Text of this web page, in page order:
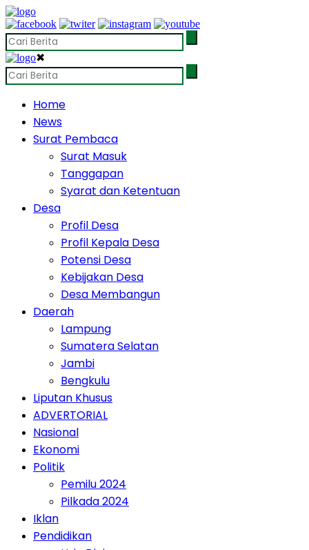
✖
Home
News
Surat Pembaca
Surat Masuk
Tanggapan
Syarat dan Ketentuan
Desa
Profil Desa
Profil Kepala Desa
Potensi Desa
Kebijakan Desa
Desa Membangun
Daerah
Lampung
Sumatera Selatan
Jambi
Bengkulu
Liputan Khusus
ADVERTORIAL
Nasional
Ekonomi
Politik
Pemilu 2024
Pilkada 2024
Iklan
Pendidikan